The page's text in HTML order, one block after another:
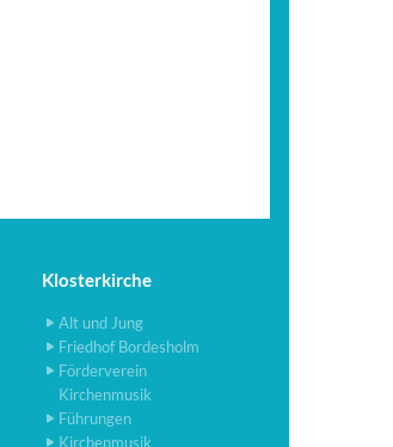
Klosterkirche
Alt und Jung
Friedhof Bordesholm
Förderverein
Kirchenmusik
Führungen
Kirchenmusik